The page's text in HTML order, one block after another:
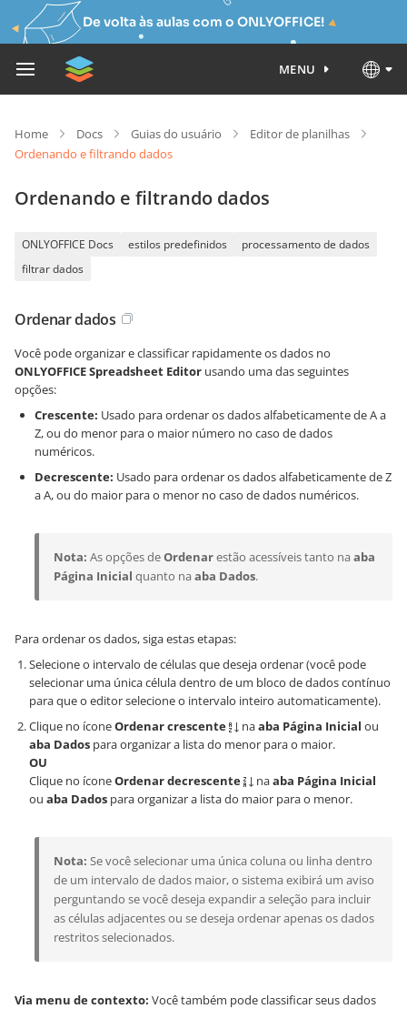
De volta às aulas com o ONLYOFFICE!
MENU
Home Docs Guias do usuário
Editor de planilhas
Ordenando e filtrando dados
Ordenando e filtrando dados
ONLYOFFICE Docs estilos predefinidos
processamento de dados
filtrar dados
Ordenar dados
Você pode organizar e classificar rapidamente os dados no
ONLYOFFICE Spreadsheet Editor usando uma das seguintes
opções:
Crescente: Usado para ordenar os dados alfabeticamente de A a
Z, ou do menor para o maior número no caso de dados
numéricos.
Decrescente: Usado para ordenar os dados alfabeticamente de Z
a A, ou do maior para o menor no caso de dados numéricos.
Nota: As opções deOrdenarestão acessíveis tanto na aba
Página Inicial quanto na aba Dados.
Para ordenar os dados, siga estas etapas:
Selecione o intervalo de células que deseja ordenar (você pode
selecionar uma única célula dentro de um bloco de dados contínuo
para que o editor selecione o intervalo inteiro automaticamente).
Clique no íconeOrdenar crescente naaba Página Inicial ou
aba Dados para organizar a lista do menor para o maior.
OU
Clique no íconeOrdenar decrescente naaba Página Inicial
ou aba Dados para organizar a lista do maior para o menor.
Nota: Se você selecionar uma única coluna ou linha dentro
de um intervalo de dados maior, o sistema exibirá um aviso
perguntando se você deseja expandir a seleção para incluir
as células adjacentes ou se deseja ordenar apenas os dados
restritos selecionados.
Via menu de contexto: Você também pode classificar seus dados